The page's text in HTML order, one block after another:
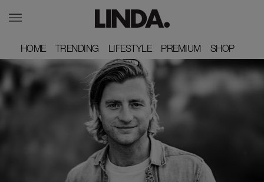
HOME
HOME TRENDING
TRENDING LIFESTYLE
LIFESTYLE PREMIUM
PREMIUM SHOP
SHOP